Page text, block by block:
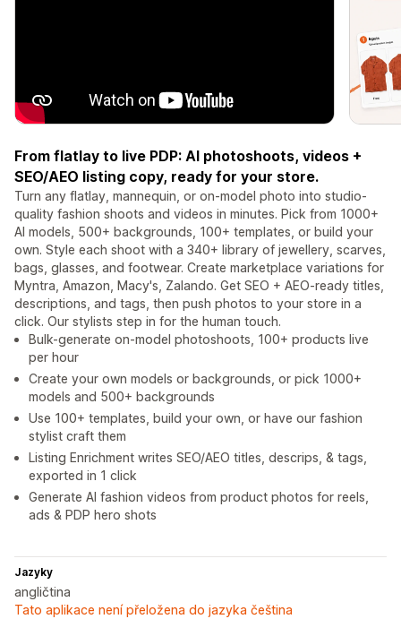
From flatlay to live PDP: AI photoshoots, videos +
SEO/AEO listing copy, ready for your store.
Turn any flatlay, mannequin, or on-model photo into studio-
quality fashion shoots and videos in minutes. Pick from 1000+
AI models, 500+ backgrounds, 100+ templates, or build your
own. Style each shoot with a 340+ library of jewellery, scarves,
bags, glasses, and footwear. Create marketplace variations for
Myntra, Amazon, Macy's, Zalando. Get SEO + AEO-ready titles,
descriptions, and tags, then push photos to your store in a
click. Our stylists step in for the human touch.
Bulk-generate on-model photoshoots, 100+ products live
per hour
Create your own models or backgrounds, or pick 1000+
models and 500+ backgrounds
Use 100+ templates, build your own, or have our fashion
stylist craft them
Listing Enrichment writes SEO/AEO titles, descrips, & tags,
exported in 1 click
Generate AI fashion videos from product photos for reels,
ads & PDP hero shots
Jazyky
angličtina
Tato aplikace není přeložena do jazyka čeština